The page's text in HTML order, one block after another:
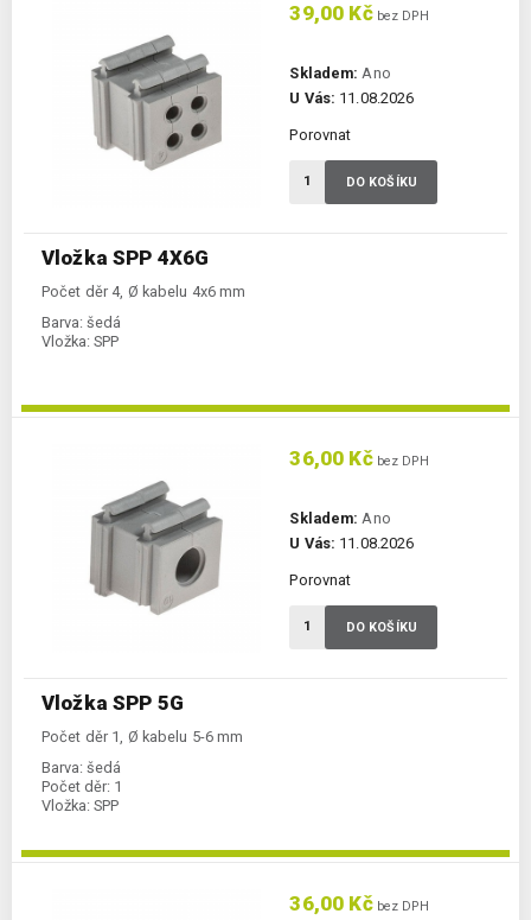
Vložka SPP 4X6G
Počet děr 4, Ø kabelu 4x6 mm
Barva: šedá
Vložka: SPP
39,00 Kčbez DPH
Skladem: Ano
U Vás: 11.08.2026
Porovnat
DO KOŠÍKU
Vložka SPP 5G
Počet děr 1, Ø kabelu 5-6 mm
Barva: šedá
Počet děr: 1
Vložka: SPP
36,00 Kčbez DPH
Skladem: Ano
U Vás: 11.08.2026
Porovnat
DO KOŠÍKU
36,00 Kčbez DPH